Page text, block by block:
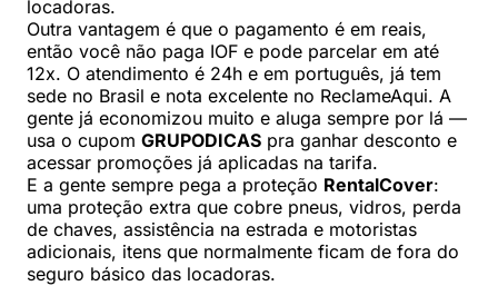
locadoras.
Outra vantagem é que o pagamento é em reais,
então você não paga IOF e pode parcelar em até
12x. O atendimento é 24h e em português, já tem
sede no Brasil e nota excelente no ReclameAqui. A
gente já economizou muito e aluga sempre por lá —
usa o cupom GRUPODICAS pra ganhar desconto e
acessar promoções já aplicadas na tarifa.
E a gente sempre pega a proteção RentalCover:
uma proteção extra que cobre pneus, vidros, perda
de chaves, assistência na estrada e motoristas
adicionais, itens que normalmente ficam de fora do
seguro básico das locadoras.